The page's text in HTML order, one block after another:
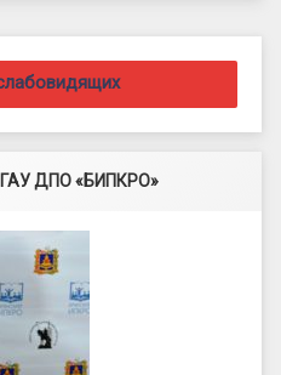
ГАУ ДПО «БИПКРО»